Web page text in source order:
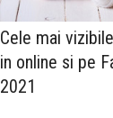
Cele mai
in online si pe
2021